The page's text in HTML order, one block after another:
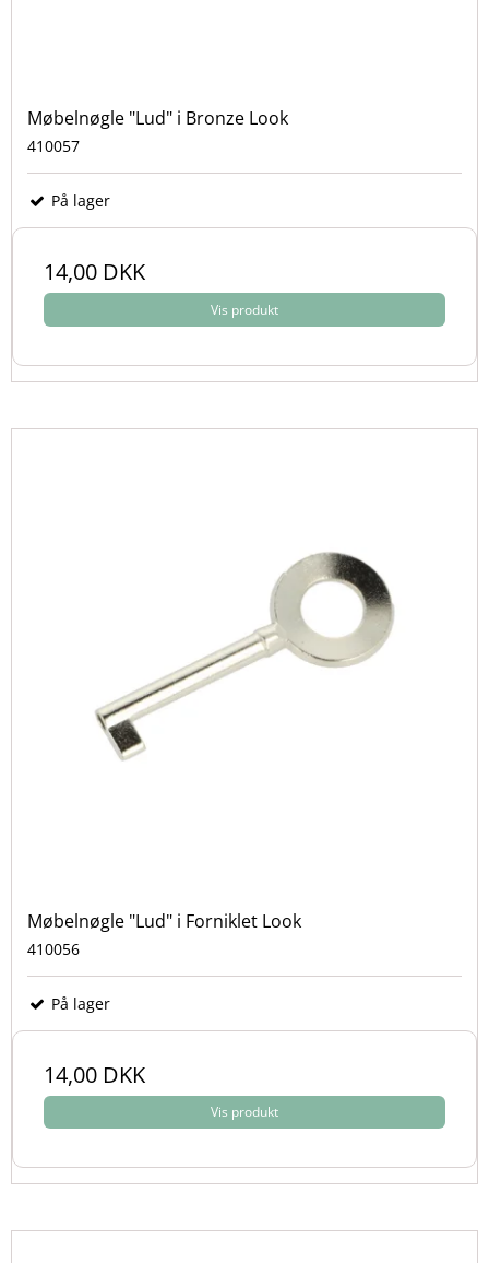
Møbelnøgle "Lud" i Bronze Look
410057
På lager
14,00 DKK
Vis produkt
Møbelnøgle "Lud" i Forniklet Look
410056
På lager
14,00 DKK
Vis produkt